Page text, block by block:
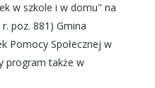
w szkole i w domu" na
poz. 881) Gmina
Pomocy Społecznej w
program także w